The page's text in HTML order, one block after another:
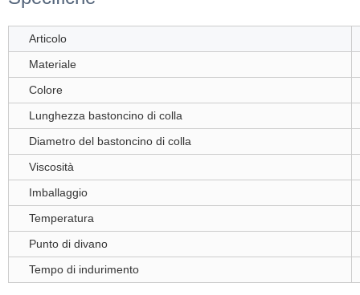
Articolo
Materiale
Colore
Lunghezza bastoncino di colla
Diametro del bastoncino di colla
Viscosità
Imballaggio
Temperatura
Punto di divano
Tempo di indurimento